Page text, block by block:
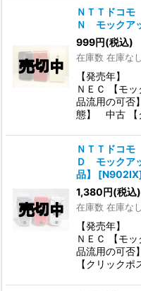
ＮＴＴドコ
Ｎ モックア
999円(税込)
在庫数 在庫なし
【発売年
ＮＥＣ 【モ
品流用の可
態】 中古 【
ＮＴＴドコ
Ｄ モックア
品】
[N902IX
1,380円(税込)
在庫数 在庫なし
【発売年
ＮＥＣ 【モ
品流用の可
【クリック